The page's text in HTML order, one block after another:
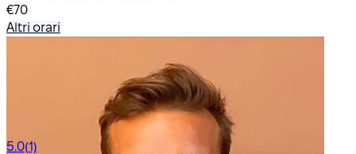
€70
Altri orari
5.0(1)